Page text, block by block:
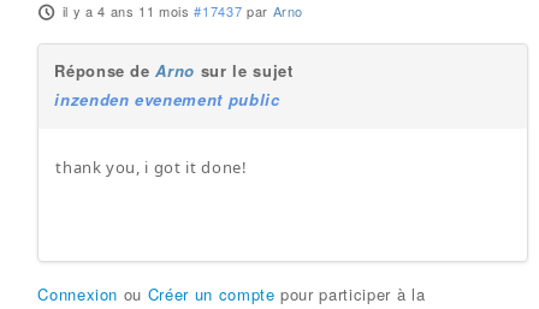
il y a 4 ans 11 mois #17437 par Arno
Réponse deArno sur le sujet
inzenden evenement public
thank you, i got it done!
Connexion ou Créer un compte pour participer à la